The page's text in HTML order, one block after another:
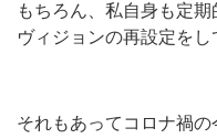
もちろん、私自身も定
ヴィジョンの再設定をし
それもあってコロナ禍の